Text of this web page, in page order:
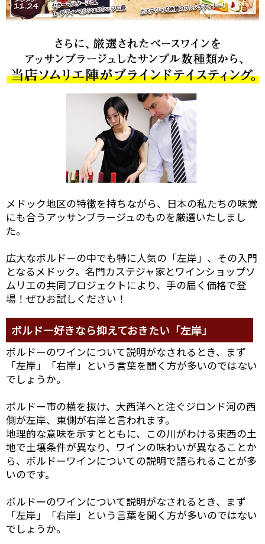
メドック地区の特徴を持ちながら、日本の私たちの味覚
にも合うアッサンブラージュのものを厳選いたしまし
た。
広大なボルドーの中でも特に人気の「左岸」、その入門
となるメドック。名門カステジャ家とワインショップソ
ムリエの共同プロジェクトにより、手の届く価格で登
場！ぜひお試しください！
ボルドー好きなら抑えておきたい「左岸」
ボルドーのワインについて説明がなされるとき、まず
「左岸」「右岸」という言葉を聞く方が多いのではない
でしょうか。
ボルドー市の横を抜け、大西洋へと注ぐジロンド河の西
側が左岸、東側が右岸と言われます。
地理的な意味を示すとともに、この川がわける東西の土
地で土壌条件が異なり、ワインの味わいが異なることか
ら、ボルドーワインについての説明で語られることが多
いのです。
ボルドーのワインについて説明がなされるとき、まず
「左岸」「右岸」という言葉を聞く方が多いのではない
でしょうか。